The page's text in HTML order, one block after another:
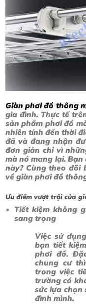
Giàn phơi đồ thông
gia đình. Thực tế
sản phẩm phơi đồ
nhiên tính đến thời
đã và đang nhận
đơn giản chỉ vì
mà nó mang lại.
này? Cùng theo dõi
về giàn phơi đồ
Ưu điểm vượt trội của
Tiết kiệm không
sang trọng
Việc sử
bạn tiết
phơi đồ.
chung cư
trong việc
trường có
sức lựa chọn
đình mình.